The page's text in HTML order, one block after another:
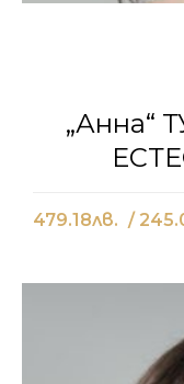
„Анна“
479.18лв. /